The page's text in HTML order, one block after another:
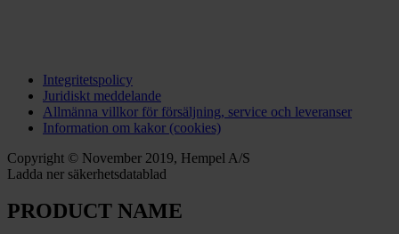
Integritetspolicy
Juridiskt meddelande
Allmänna villkor för försäljning, service och leveranser
Information om kakor (cookies)
Copyright © November 2019, Hempel A/S
Ladda ner säkerhetsdatablad
PRODUCT NAME